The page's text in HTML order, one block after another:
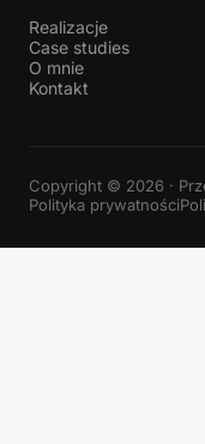
Realizacje
Case studies
O mnie
Kontakt
Copyright © 2026 ·
Polityka prywatności